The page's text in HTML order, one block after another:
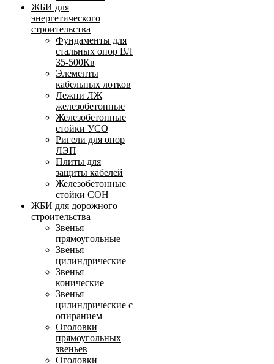
ЖБИ для
энергетического
строительства
Фундаменты для
стальных опор ВЛ
35-500Кв
Элементы
кабельных лотков
Лежни ЛЖ
железобетонные
Железобетонные
стойки УСО
Ригели для опор
ЛЭП
Плиты для
защиты кабелей
Железобетонные
стойки СОН
ЖБИ для дорожного
строительства
Звенья
прямоугольные
Звенья
цилиндрические
Звенья
конические
Звенья
цилиндрические с
опиранием
Оголовки
прямоугольных
звеньев
Оголовки